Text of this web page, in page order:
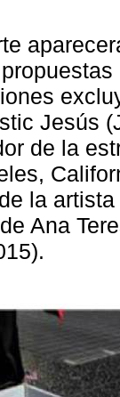
Jesús
de la
la
Ana